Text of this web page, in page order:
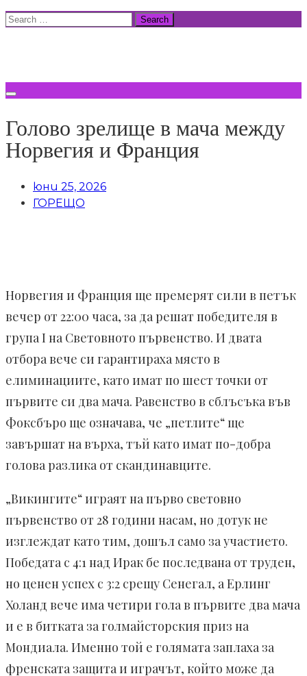
Skip
Search
Голово зрелище в мача между
Норвегия и Франция
юни 25, 2026
ГОРЕЩО
Норвегия и Франция ще премерят сили в петък
вечер от 22:00 часа, за да решат победителя в
група I на Световното първенство. И двата
отбора вече си гарантираха място в
елиминациите, като имат по шест точки от
първите си два мача. Равенство в сблъсъка във
Фоксбъро ще означава, че „петлите“ ще
завършат на върха, тъй като имат по-добра
голова разлика от скандинавците.
„Викингите“ играят на първо световно
първенство от 28 години насам, но дотук не
изглеждат като тим, дошъл само за участието.
Победата с 4:1 над Ирак бе последвана от труден,
но ценен успех с 3:2 срещу Сенегал, а Ерлинг
Холанд вече има четири гола в първите два мача
и е в битката за голмайсторския приз на
Мондиала. Именно той е голямата заплаха за
френската защита и играчът, който може да